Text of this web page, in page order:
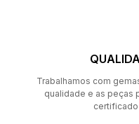
Trabalhamos com
qualidade e as peças